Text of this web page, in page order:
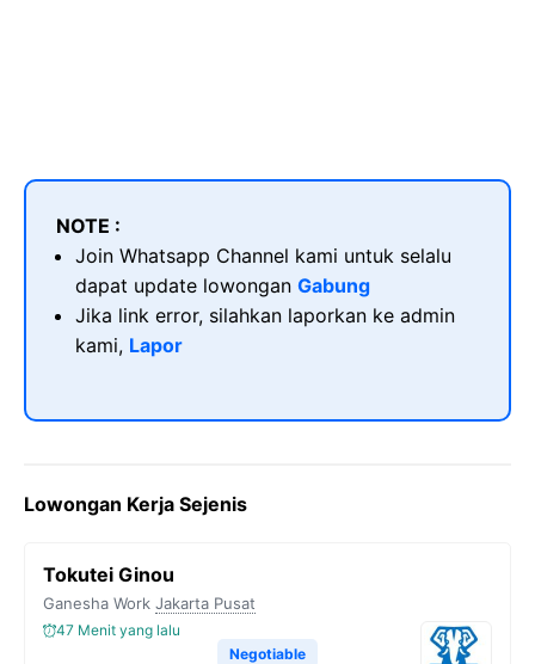
NOTE :
Join Whatsapp Channel kami untuk selalu
dapat update lowongan Gabung
Jika link error, silahkan laporkan ke admin
kami, Lapor
Lowongan Kerja Sejenis
Tokutei Ginou
Ganesha Work Jakarta Pusat
47 Menit yang lalu
Negotiable